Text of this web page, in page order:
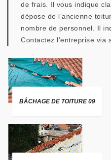
de frais. Il vous indique
dépose de l’ancienne
nombre de personnel. Il
Contactez l’entreprise via
BÂCHAGE DE TOITURE 09